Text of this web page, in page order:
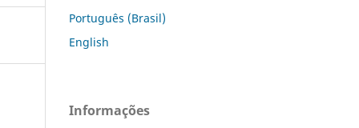
Português (Brasil)
English
Informações